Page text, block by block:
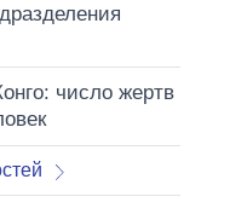
число жертв